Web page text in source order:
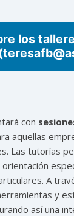
los
con
aquellas
Las tutorías
A
y
así una